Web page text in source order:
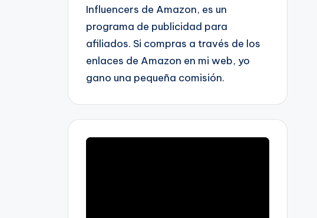
Influencers de Amazon, es un
programa de publicidad para
afiliados. Si compras a través de los
enlaces de Amazon en mi web, yo
gano una pequeña comisión.